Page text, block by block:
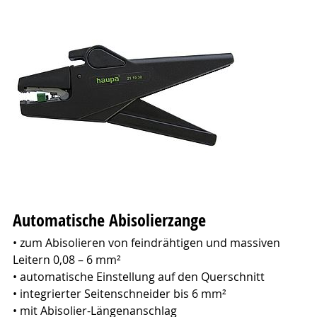
Automatische Abisolierzange
• zum Abisolieren von feindrähtigen und massiven
Leitern 0,08 – 6 mm²
• automatische Einstellung auf den Querschnitt
• integrierter Seitenschneider bis 6 mm²
• mit Abisolier-Längenanschlag